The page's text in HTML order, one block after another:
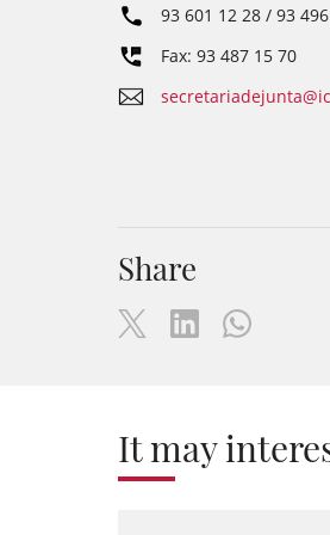
93 601 12 28 / 93
Fax: 93 487 15 70
Share
It may